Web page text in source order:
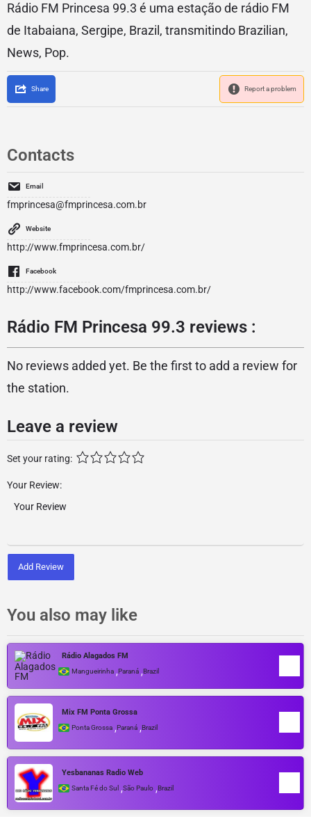
Rádio FM Princesa 99.3 é uma estação de rádio FM
de Itabaiana, Sergipe, Brazil, transmitindo Brazilian,
News, Pop.
Share Report a problem
Contacts
Email
fmprincesa@fmprincesa.com.br
Website
http://www.fmprincesa.com.br/
Facebook
http://www.facebook.com/fmprincesa.com.br/
Rádio FM Princesa 99.3 reviews :
No reviews added yet. Be the first to add a review for
the station.
Leave a review
Set your rating:
Your Review:
Add Review
You also may like
Rádio Alagados FM
Mangueirinha ,Paraná ,Brazil
Mix FM Ponta Grossa
Ponta Grossa ,Paraná ,Brazil
Yesbananas Radio Web
Santa Fé do Sul ,São Paulo ,Brazil